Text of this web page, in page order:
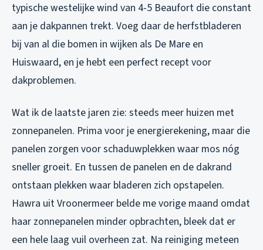
typische westelijke wind van 4-5 Beaufort die constant
aan je dakpannen trekt. Voeg daar de herfstbladeren
bij van al die bomen in wijken als De Mare en
Huiswaard, en je hebt een perfect recept voor
dakproblemen.
Wat ik de laatste jaren zie: steeds meer huizen met
zonnepanelen. Prima voor je energierekening, maar die
panelen zorgen voor schaduwplekken waar mos nóg
sneller groeit. En tussen de panelen en de dakrand
ontstaan plekken waar bladeren zich opstapelen.
Hawra uit Vroonermeer belde me vorige maand omdat
haar zonnepanelen minder opbrachten, bleek dat er
een hele laag vuil overheen zat. Na reiniging meteen